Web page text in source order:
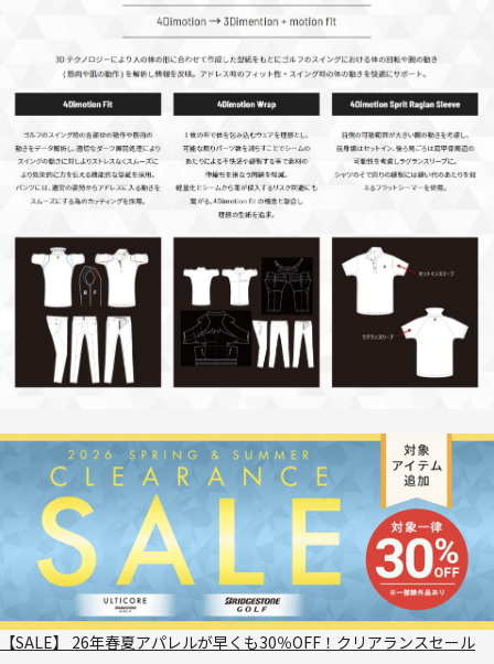
【SALE】 26年春夏アパレルが早くも30％OFF！クリアランスセール